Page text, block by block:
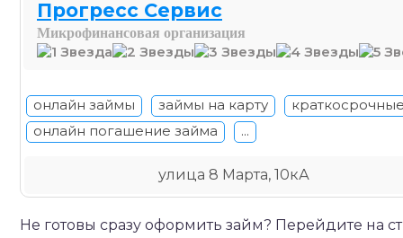
Прогресс Сервис
Микрофинансовая организация
онлайн займы займы на карту
онлайн погашение займа
...
улица 8 Марта, 10кА
Не готовы сразу оформить займ? Перейдите на